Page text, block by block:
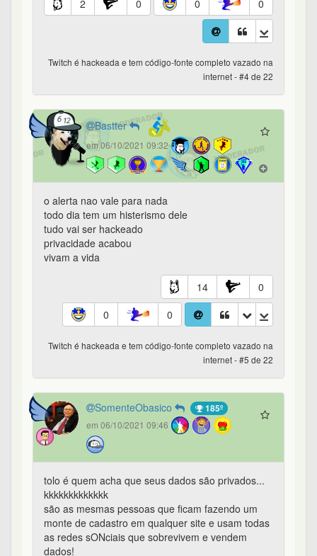
2 0 0 0
Twitch é hackeada e tem código-fonte completo vazado na
internet - #4 de 22
Bastter
em 06/10/2021 09:32
o alerta nao vale para nada
todo dia tem um histerismo dele
tudo vai ser hackeado
privacidade acabou
vivam a vida
14
0
0
0
Twitch é hackeada e tem código-fonte completo vazado na
internet - #5 de 22
SomenteObasico 185º
em 06/10/2021 09:46
tolo é quem acha que seus dados são privados...
kkkkkkkkkkkkk
são as mesmas pessoas que ficam fazendo um
monte de cadastro em qualquer site e usam todas
as redes sONciais que sobrevivem e vendem
dados!